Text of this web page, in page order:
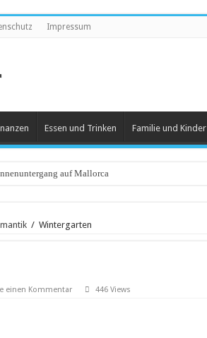
Impressum
Essen und Trinken Familie und Kinder
auf Mallorca
Werbeartikel
und beliebt
bei Groß und Klein
/ Wintergarten
einen Kommentar 446 Views